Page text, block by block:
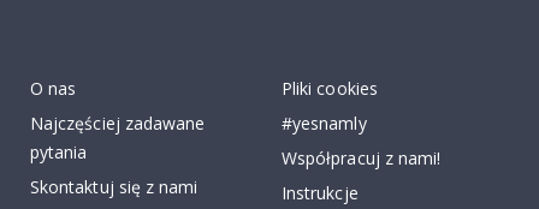
O nas
Najczęściej zadawane
pytania
Skontaktuj się z nami
Pliki cookies
#yesnamly
Współpracuj z nami!
Instrukcje